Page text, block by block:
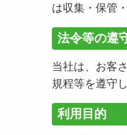
は収集・保管
法令等の遵
当社は、お客
規程等を遵守し
利用目的